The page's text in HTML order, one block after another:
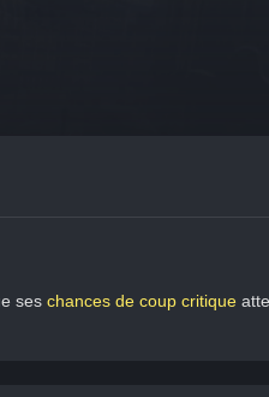
ses chances de coup critique